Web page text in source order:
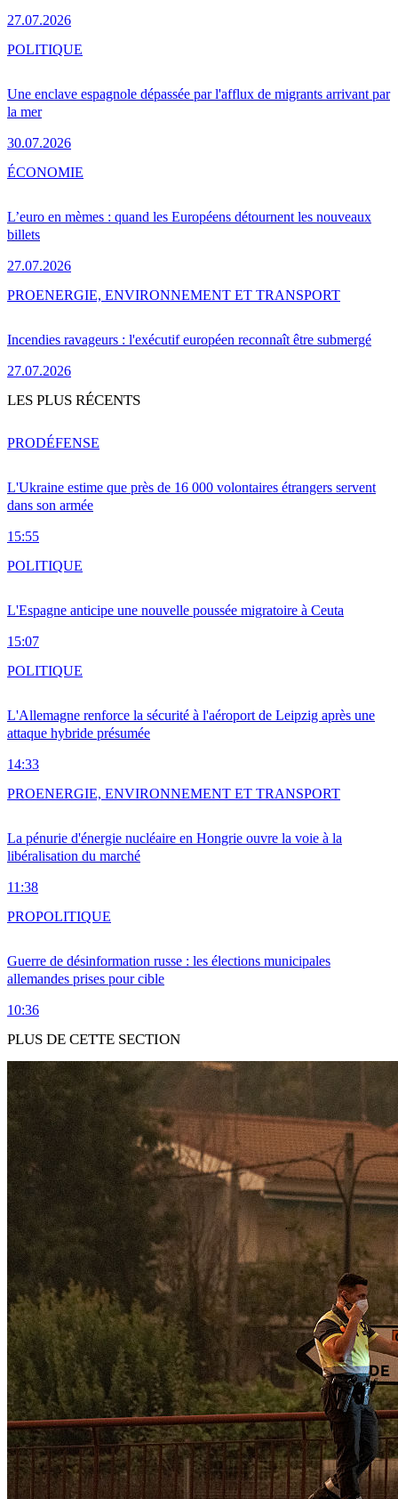
27.07.2026
Une enclave espagnole dépassée par l'afflux de migrants arrivant par
la mer
30.07.2026
POLITIQUE
L’euro en mèmes : quand les Européens détournent les nouveaux
billets
27.07.2026
ÉCONOMIE
Incendies ravageurs : l'exécutif européen reconnaît être submergé
27.07.2026
PROENERGIE, ENVIRONNEMENT ET TRANSPORT
LES PLUS RÉCENTS
L'Ukraine estime que près de 16 000 volontaires étrangers servent
dans son armée
15:55
PRODÉFENSE
L'Espagne anticipe une nouvelle poussée migratoire à Ceuta
15:07
POLITIQUE
L'Allemagne renforce la sécurité à l'aéroport de Leipzig après une
attaque hybride présumée
14:33
POLITIQUE
La pénurie d'énergie nucléaire en Hongrie ouvre la voie à la
libéralisation du marché
11:38
PROENERGIE, ENVIRONNEMENT ET TRANSPORT
Guerre de désinformation russe : les élections municipales
allemandes prises pour cible
10:36
PROPOLITIQUE
PLUS DE CETTE SECTION